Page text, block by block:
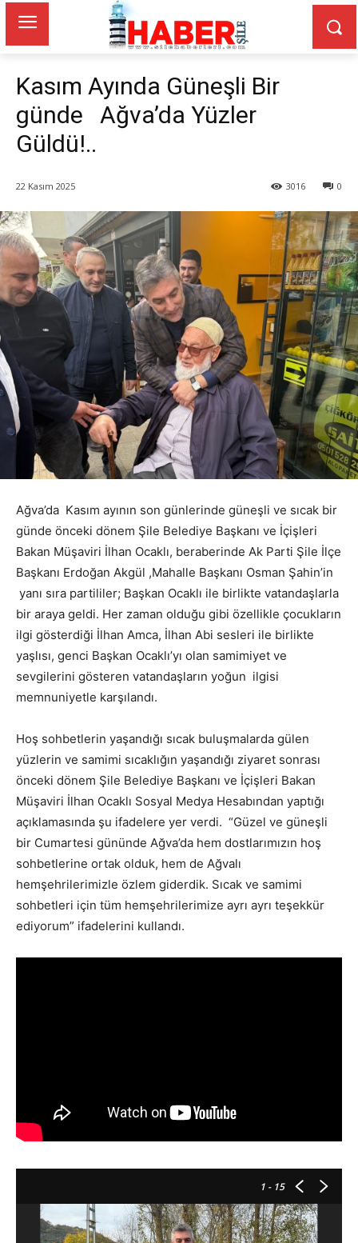
Kasım Ayında Güneşli Bir
günde Ağva’da Yüzler
Güldü!..
22 Kasım 2025 0
3016
Ağva’da Kasım ayının son günlerinde güneşli ve sıcak bir
günde önceki dönem Şile Belediye Başkanı ve İçişleri
Bakan Müşaviri İlhan Ocaklı, beraberinde Ak Parti Şile İlçe
Başkanı Erdoğan Akgül ,Mahalle Başkanı Osman Şahin’in
yanı sıra partililer; Başkan Ocaklı ile birlikte vatandaşlarla
bir araya geldi. Her zaman olduğu gibi özellikle çocukların
ilgi gösterdiği İlhan Amca, İlhan Abi sesleri ile birlikte
yaşlısı, genci Başkan Ocaklı’yı olan samimiyet ve
sevgilerini gösteren vatandaşların yoğun ilgisi
memnuniyetle karşılandı.
Hoş sohbetlerin yaşandığı sıcak buluşmalarda gülen
yüzlerin ve samimi sıcaklığın yaşandığı ziyaret sonrası
önceki dönem Şile Belediye Başkanı ve İçişleri Bakan
Müşaviri İlhan Ocaklı Sosyal Medya Hesabından yaptığı
açıklamasında şu ifadelere yer verdi. “Güzel ve güneşli
bir Cumartesi gününde Ağva’da hem dostlarımızın hoş
sohbetlerine ortak olduk, hem de Ağvalı
hemşehrilerimizle özlem giderdik. Sıcak ve samimi
sohbetleri için tüm hemşehrilerimize ayrı ayrı teşekkür
ediyorum” ifadelerini kullandı.
1 - 15